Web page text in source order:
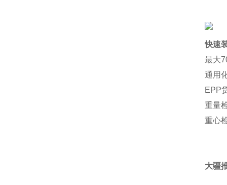
快速
最大
通用
EPP
重量
重心
大疆